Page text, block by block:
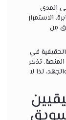
المدى
الاستمرار
من
في
تذكر
لذا لا